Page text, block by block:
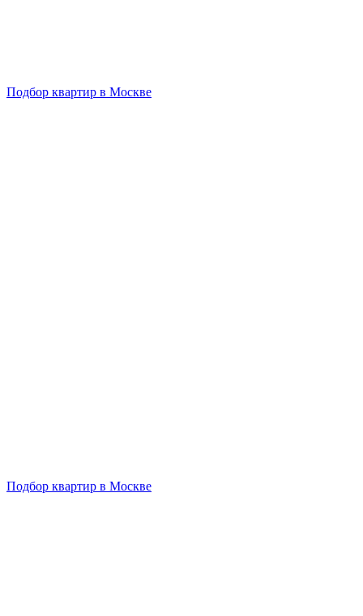
Подбор квартир в Москве
Подбор квартир в Москве